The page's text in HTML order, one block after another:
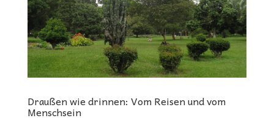
Draußen wie drinnen: Vom Reisen und vom
Menschsein